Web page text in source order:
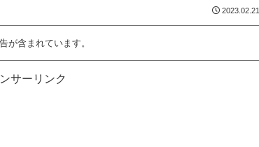
2023.02.21
が含まれています。
サーリンク